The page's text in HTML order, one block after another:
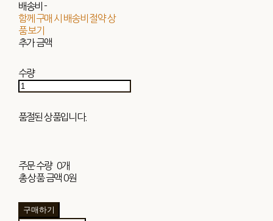
배송비-
함께 구매 시 배송비 절약 상
품 보기
추가 금액
수량
품절된 상품입니다.
주문 수량 0개
총 상품 금액0원
구매하기